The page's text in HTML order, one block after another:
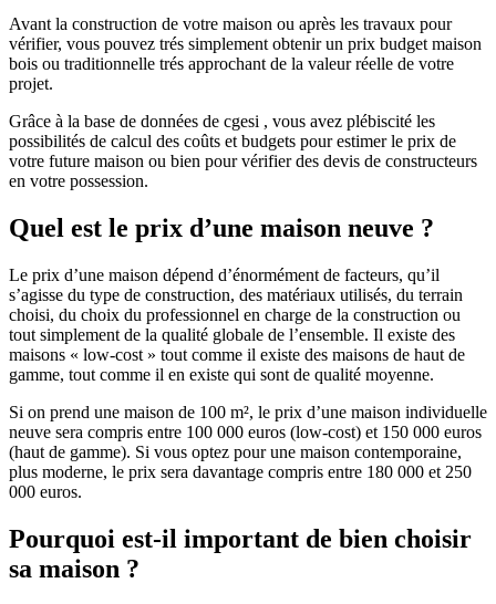
Avant la construction de votre maison ou après les travaux pour
vérifier, vous pouvez trés simplement obtenir un prix budget maison
bois ou traditionnelle trés approchant de la valeur réelle de votre
projet.
Grâce à la base de données de cgesi , vous avez plébiscité les
possibilités de calcul des coûts et budgets pour estimer le prix de
votre future maison ou bien pour vérifier des devis de constructeurs
en votre possession.
Quel est le prix d’une maison neuve ?
Le prix d’une maison dépend d’énormément de facteurs, qu’il
s’agisse du type de construction, des matériaux utilisés, du terrain
choisi, du choix du professionnel en charge de la construction ou
tout simplement de la qualité globale de l’ensemble. Il existe des
maisons « low-cost » tout comme il existe des maisons de haut de
gamme, tout comme il en existe qui sont de qualité moyenne.
Si on prend une maison de 100 m², le prix d’une maison individuelle
neuve sera compris entre 100 000 euros (low-cost) et 150 000 euros
(haut de gamme). Si vous optez pour une maison contemporaine,
plus moderne, le prix sera davantage compris entre 180 000 et 250
000 euros.
Pourquoi est-il important de bien choisir
sa maison ?